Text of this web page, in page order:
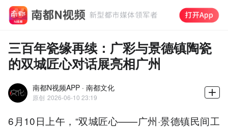
三百年瓷缘再续：广彩与景德镇陶瓷
的双城匠心对话展亮相广州
南都N视频APP · 南都文化
原创 2026-06-10 23:19
6月10日上午，“双城匠心——广州·景德镇民间工